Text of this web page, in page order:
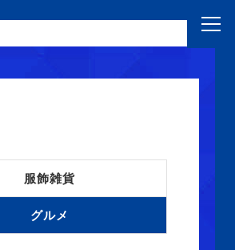
服飾雑貨
グルメ